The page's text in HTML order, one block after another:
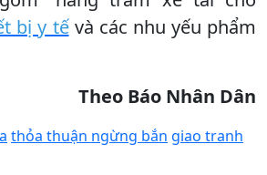
bị y tếvà các nhu yếu phẩm
Theo Báo Nhân Dân
thỏa thuận ngừng bắn giao tranh